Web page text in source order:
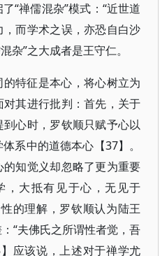
“禅儒混杂”模式：“近世道
而学术之误，亦恐自白沙
杂”之大成者是王守仁。
特征是本心，将心树立为
其进行批判：首先，关于
心时，罗钦顺只赋予心以
系中的道德本心【37】。
知觉义却忽略了更为重要
，大抵有见于心，无见于
的理解，罗钦顺认为陆王
“夫佛氏之所谓性者觉，吾
应该说，上述对于禅学尤